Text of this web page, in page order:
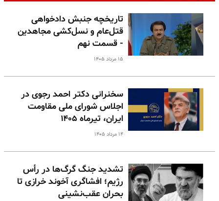
تاریخچه جنبش دادخواهی
قتل‌عام و نسل‌کشی مجاهدین
- قسمت نهم
۱۵ مرداد ۱۴۰۵
سخنرانی دکتر احمد رجوی در
اجلاس شورای ملی مقاومت
ایران، تیرماه ۱۴۰۵
۱۴ مرداد ۱۴۰۵
تشدید جنگ گرگ‌ها در رأس
رژیم؛ افشاگری آخوند خرازی تا
بحران عقب‌نشینی